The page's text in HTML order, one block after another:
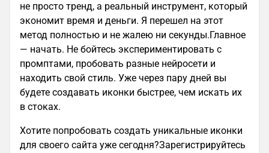
не просто тренд, а реальный инструмент, который
экономит время и деньги. Я перешел на этот
метод полностью и не жалею ни секунды.Главное
— начать. Не бойтесь экспериментировать с
промптами, пробовать разные нейросети и
находить свой стиль. Уже через пару дней вы
будете создавать иконки быстрее, чем искать их
в стоках.
Хотите попробовать создать уникальные иконки
для своего сайта уже сегодня?Зарегистрируйтесь